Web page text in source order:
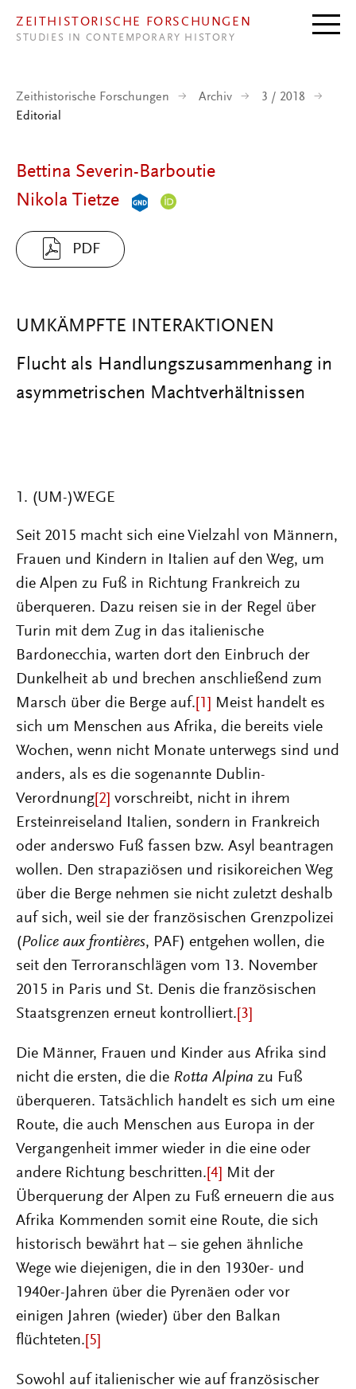
ZEITHISTORISCHE FORSCHUNGEN
STUDIES IN CONTEMPORARY HISTORY
Zeithistorische Forschungen Archiv
3 / 2018
Editorial
Bettina Severin-Barboutie
Nikola Tietze
PDF
UMKÄMPFTE INTERAKTIONEN
Flucht als Handlungszusammenhang in
asymmetrischen Machtverhältnissen
1. (UM-)WEGE
Seit 2015 macht sich eine Vielzahl von Männern,
Frauen und Kindern in Italien auf den Weg, um
die Alpen zu Fuß in Richtung Frankreich zu
überqueren. Dazu reisen sie in der Regel über
Turin mit dem Zug in das italienische
Bardonecchia, warten dort den Einbruch der
Dunkelheit ab und brechen anschließend zum
Marsch über die Berge auf. [1]
Meist handelt es
sich um Menschen aus Afrika, die bereits viele
Wochen, wenn nicht Monate unterwegs sind und
anders, als es die sogenannte Dublin-
Verordnung [2] vorschreibt, nicht in ihrem
Ersteinreiseland Italien, sondern in Frankreich
oder anderswo Fuß fassen bzw. Asyl beantragen
wollen. Den strapaziösen und risikoreichen Weg
über die Berge nehmen sie nicht zuletzt deshalb
auf sich, weil sie der französischen Grenzpolizei
(Police aux frontières, PAF) entgehen wollen, die
seit den Terroranschlägen vom 13. November
2015 in Paris und St. Denis die französischen
Staatsgrenzen erneut kontrolliert. [3]
Die Männer, Frauen und Kinder aus Afrika sind
nicht die ersten, die die Rotta Alpina zu Fuß
überqueren. Tatsächlich handelt es sich um eine
Route, die auch Menschen aus Europa in der
Vergangenheit immer wieder in die eine oder
andere Richtung beschritten. [4] Mit der
Überquerung der Alpen zu Fuß erneuern die aus
Afrika Kommenden somit eine Route, die sich
historisch bewährt hat – sie gehen ähnliche
Wege wie diejenigen, die in den 1930er- und
1940er-Jahren über die Pyrenäen oder vor
einigen Jahren (wieder) über den Balkan
flüchteten. [5]
Sowohl auf italienischer wie auf französischer